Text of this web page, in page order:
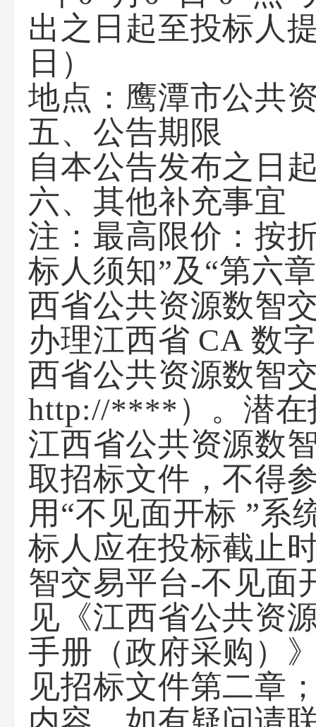
出之日起至投标人
日）
地点：鹰潭市公共
五、公告期限
自本公告发布之日
六、其他补充事宜
注：最高限价：按
标人须知”及“第六
西省公共资源数智
办理江西省 CA 数
西省公共资源数智
http://****）。潜在
江西省公共资源数
取招标文件，不得
用“不见面开标 ”系
标人应在投标截止
智交易平台-不见面
见《江西省公共资
手册（政府采购）
见招标文件第二章